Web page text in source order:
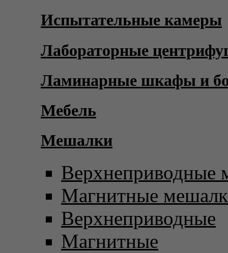
Испытательные камеры
Лабораторные
Ламинарные шкафы и
Мебель
Мешалки
Верхнеприводные
Магнитные
Верхнеприводные
Магнитные